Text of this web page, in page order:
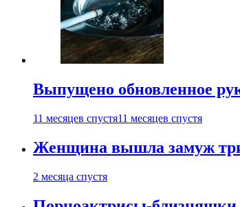
Выпущено обновленное
11 месяцев спустя11 месяцев спустя
Женщина вышла замуж три
2 месяца спустя